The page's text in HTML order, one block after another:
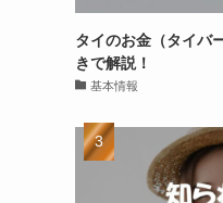
タイのお金（タイバ
きで解説！
基本情報